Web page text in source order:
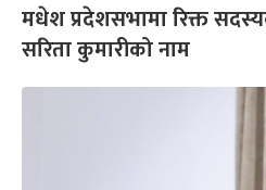
मधेश प्रदेशसभामा रिक्त
सरिता कुमारीको नाम